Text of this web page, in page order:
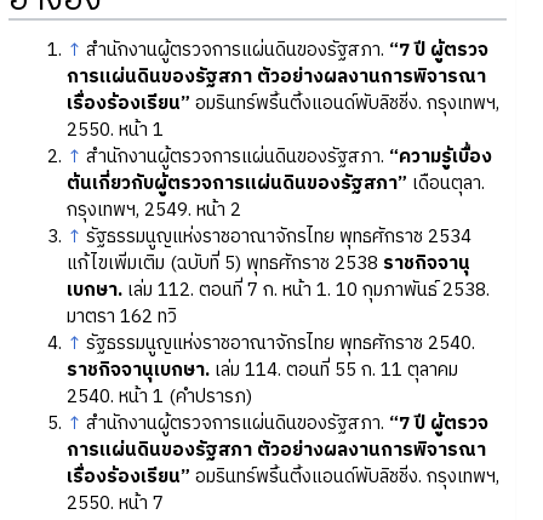
↑ สำนักงานผู้ตรวจการแผ่นดินของรัฐสภา. “7 ปี ผู้ตรวจ
การแผ่นดินของรัฐสภา ตัวอย่างผลงานการพิจารณา
เรื่องร้องเรียน” อมรินทร์พริ้นติ้งแอนด์พับลิชชิ่ง. กรุงเทพฯ,
2550. หน้า 1
↑ สำนักงานผู้ตรวจการแผ่นดินของรัฐสภา. “ความรู้เบื้อง
ต้นเกี่ยวกับผู้ตรวจการแผ่นดินของรัฐสภา” เดือนตุลา.
กรุงเทพฯ, 2549. หน้า 2
↑ รัฐธรรมนูญแห่งราชอาณาจักรไทย พุทธศักราช 2534
แก้ไขเพิ่มเติม (ฉบับที่ 5) พุทธศักราช 2538 ราชกิจจานุ
เบกษา. เล่ม 112. ตอนที่ 7 ก. หน้า 1. 10 กุมภาพันธ์ 2538.
มาตรา 162 ทวิ
↑ รัฐธรรมนูญแห่งราชอาณาจักรไทย พุทธศักราช 2540.
ราชกิจจานุเบกษา. เล่ม 114. ตอนที่ 55 ก. 11 ตุลาคม
2540. หน้า 1 (คำปรารภ)
↑ สำนักงานผู้ตรวจการแผ่นดินของรัฐสภา. “7 ปี ผู้ตรวจ
การแผ่นดินของรัฐสภา ตัวอย่างผลงานการพิจารณา
เรื่องร้องเรียน” อมรินทร์พริ้นติ้งแอนด์พับลิชชิ่ง. กรุงเทพฯ,
2550. หน้า 7